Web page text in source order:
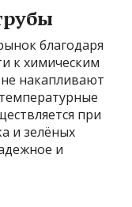
благодаря
к химическим
накапливают
при
и зелёных
и